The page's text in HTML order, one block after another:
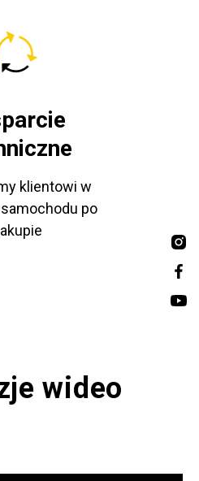
klientowi w
po
wideo